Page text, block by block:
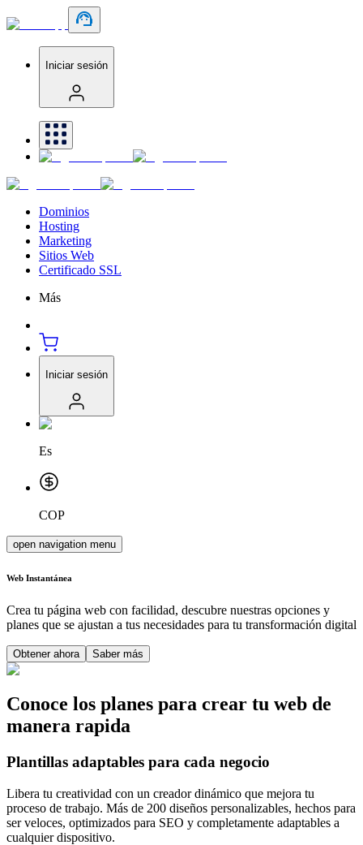
Iniciar sesión
Dominios
Hosting
Marketing
Sitios Web
Certificado SSL
Más
Iniciar sesión
Es
COP
open navigation menu
Web Instantánea
Crea tu página web con facilidad, descubre nuestras opciones y
planes que se ajustan a tus necesidades para tu transformación digital
Obtener ahora Saber más
Conoce los planes para crear tu web de
manera rapida
Plantillas adaptables para cada negocio
Libera tu creatividad con un creador dinámico que mejora tu
proceso de trabajo. Más de 200 diseños personalizables, hechos para
ser veloces, optimizados para SEO y completamente adaptables a
cualquier dispositivo.